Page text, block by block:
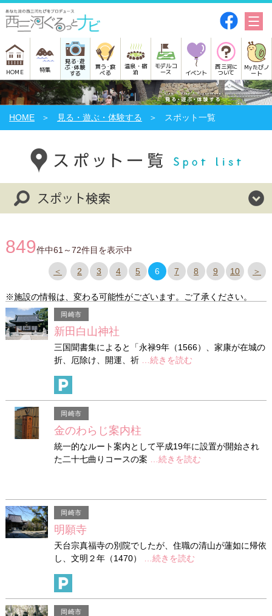
HOME 特集
見る･遊
ぶ･体験
する
買う･食
べる
温泉・宿
泊
モデルコ
ース イベント
西三河に
ついて
Myたびノ
ート
HOME 見る・遊ぶ・体験する スポット一覧
849件中61～72件目を表示中
＜ 2 3 4 5 6 7 8 9 10 ＞
※施設の情報は、変わる可能性がございます。ご了承ください。
岡崎市
新田白山神社
三国聞書集によると「永禄9年（1566）、家康が在城の
折、厄除け、開運、祈 …続きを読む
岡崎市
金のわらじ案内柱
統一的なルート案内として平成19年に設置が開始され
た二十七曲りコースの案 …続きを読む
岡崎市
明願寺
天台宗真福寺の別院でしたが、住職の清山が蓮如に帰依
し、文明２年（1470）
…続きを読む
岡崎市